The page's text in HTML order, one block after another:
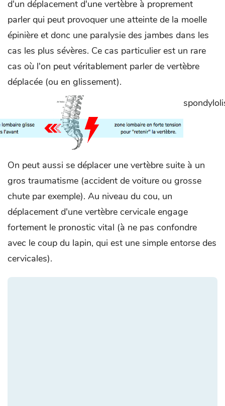
d'un déplacement d'une vertèbre à proprement
parler qui peut provoquer une atteinte de la moelle
épinière et donc une paralysie des jambes dans les
cas les plus sévères. Ce cas particulier est un rare
cas où l'on peut véritablement parler de vertèbre
déplacée (ou en glissement).
On peut aussi se déplacer une vertèbre suite à un
gros traumatisme (accident de voiture ou grosse
chute par exemple). Au niveau du cou, un
déplacement d'une vertèbre cervicale engage
fortement le pronostic vital (à ne pas confondre
avec le coup du lapin, qui est une simple entorse des
cervicales).